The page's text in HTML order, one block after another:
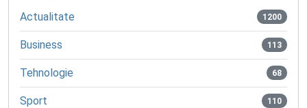
Actualitate 1200
Business 113
Tehnologie 68
Sport 110